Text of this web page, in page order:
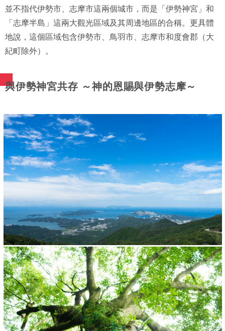
並不指代伊勢市、志摩市這兩個城市，而是「伊勢神宮」和
「志摩半島」這兩大觀光區域及其周邊地區的合稱。更具體
地說，這個區域包含伊勢市、鳥羽市、志摩市和度會郡（大
紀町除外）。
與伊勢神宮共存 ～神的恩賜與伊勢志摩～